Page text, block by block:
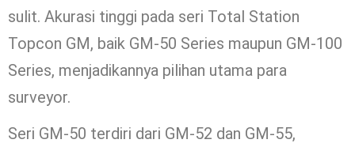
sulit. Akurasi tinggi pada seri Total Station
Topcon GM, baik GM-50 Series maupun GM-100
Series, menjadikannya pilihan utama para
surveyor.
Seri GM-50 terdiri dari GM-52 dan GM-55,